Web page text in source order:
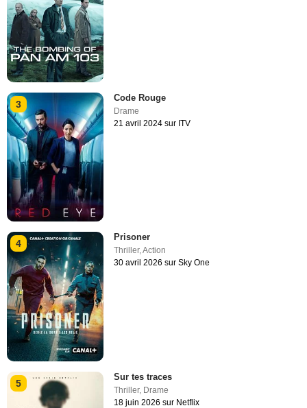
3
Code Rouge
Drame
21 avril 2024 sur ITV
4
Prisoner
Thriller,Action
30 avril 2026 sur Sky One
5
Sur tes traces
Thriller, Drame
18 juin 2026 sur Netflix